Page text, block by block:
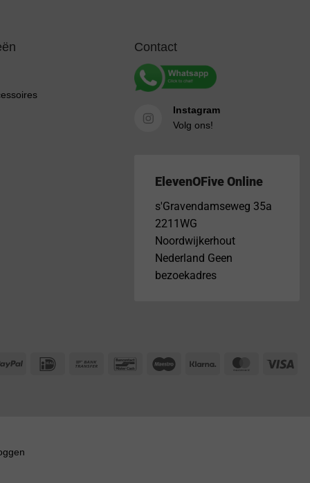
Contact
Instagram
Volg ons!
ElevenOFive Online
s'Gravendamseweg 35a
2211WG
Noordwijkerhout
Nederland Geen
bezoekadres
PayPal IDeal
Bank
BancontactMaestro Klarna